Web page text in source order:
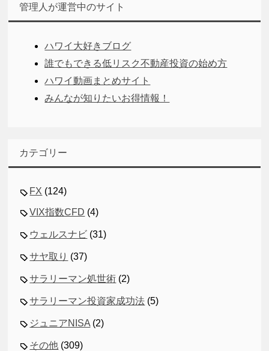
管理人が運営中のサイト
ハワイ大好きブログ
誰でもできる低リスク不動産投資の始め方
ハワイ動画まとめサイト
みんなが知りたいお得情報！
カテゴリー
FX (124)
VIX指数CFD (4)
ウェルスナビ (31)
サヤ取り (37)
サラリーマン処世術 (2)
サラリーマン投資家成功法 (5)
ジュニアNISA (2)
その他 (309)